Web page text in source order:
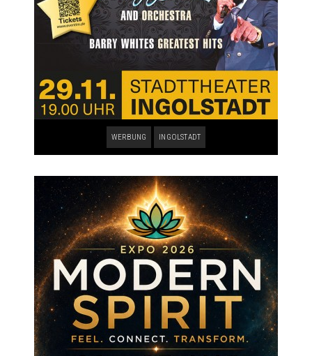
WERBUNG INGOLSTADT